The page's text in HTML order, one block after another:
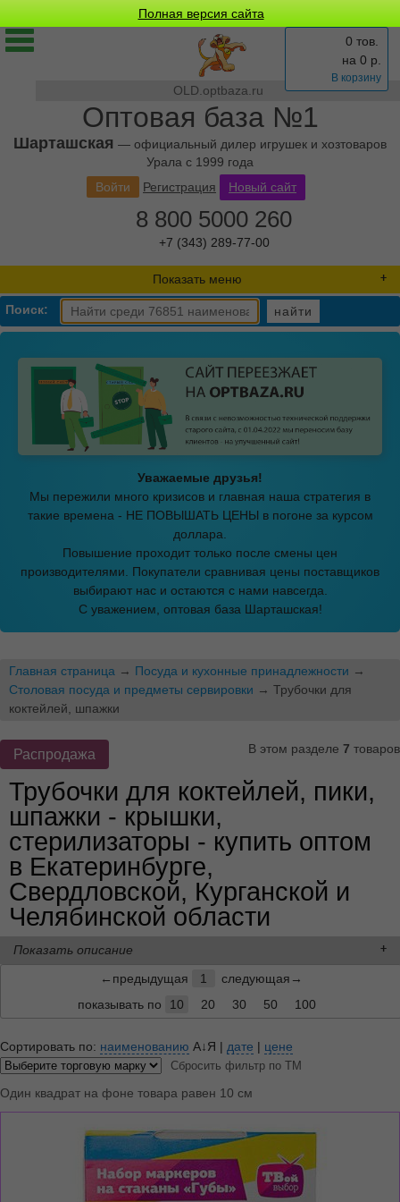
Полная версия сайта
OLD.optbaza.ru
Оптовая база №1
Шарташская — официальный дилер игрушек и хозтоваров
Урала с 1999 года
0 тов.
на 0 р.
В корзину
Войти Регистрация Новый сайт
8 800 5000 260
+7 (343) 289-77-00
Показать меню
Поиск: найти
Уважаемые друзья!
Мы пережили много кризисов и главная наша стратегия в
такие времена - НЕ ПОВЫШАТЬ ЦЕНЫ в погоне за курсом
доллара.
Повышение проходит только после смены цен
производителями. Покупатели сравнивая цены поставщиков
выбирают нас и остаются с нами навсегда.
С уважением, оптовая база Шарташская!
Главная страница → Посуда и кухонные принадлежности →
Столовая посуда и предметы сервировки → Трубочки для
коктейлей, шпажки
В этом разделе 7 товаров
Распродажа
Трубочки для коктейлей, пики,
шпажки - крышки,
стерилизаторы - купить оптом
в Екатеринбурге,
Свердловской, Курганской и
Челябинской области
Показать описание
←предыдущая
1
следующая→
показывать по
10 20 30 50 100
Сортировать по: наименованию А↓Я | дате | цене
Сбросить фильтр по ТМ
Один квадрат на фоне товара равен 10 см